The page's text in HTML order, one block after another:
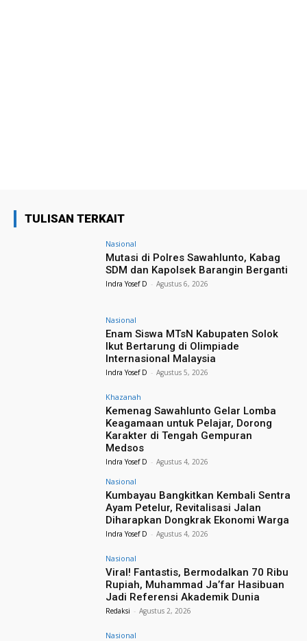
TULISAN TERKAIT
Nasional
Mutasi di Polres Sawahlunto, Kabag
SDM dan Kapolsek Barangin Berganti
Indra Yosef D - Agustus 6, 2026
Nasional
Enam Siswa MTsN Kabupaten Solok
Ikut Bertarung di Olimpiade
Internasional Malaysia
Indra Yosef D - Agustus 5, 2026
Khazanah
Kemenag Sawahlunto Gelar Lomba
Keagamaan untuk Pelajar, Dorong
Karakter di Tengah Gempuran
Medsos
Indra Yosef D - Agustus 4, 2026
Nasional
Kumbayau Bangkitkan Kembali Sentra
Ayam Petelur, Revitalisasi Jalan
Diharapkan Dongkrak Ekonomi Warga
Indra Yosef D - Agustus 4, 2026
Nasional
Viral! Fantastis, Bermodalkan 70 Ribu
Rupiah, Muhammad Ja’far Hasibuan
Jadi Referensi Akademik Dunia
Redaksi - Agustus 2, 2026
Nasional